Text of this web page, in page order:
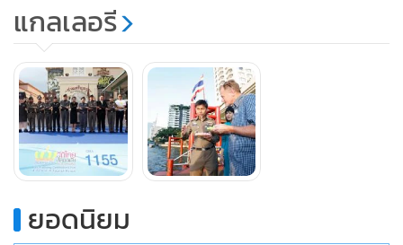
Center1155 เพื่อสร้างภาพลักษณ์ที่ดีและสร้างความรู้สึกอบอุ่น
เป็นมิตรแก่นักท่องเที่ยวที่มาเที่ยวเมืองไทยได้มีรอยยิ้มกลับไป
และอยากที่จะกลับมาท่องเที่ยวเมืองไทยอีกครั้ง และเพื่อเป็นการ
ป้องปรามมิให้กลุ่มผู้เตรียมการกระทำผิดกระทำการใดๆ ที่เป็น
เหตุรุนแรง ที่จะส่งผลกระทบต่อชีวิตและทรัพย์สินของนักท่อง
เที่ยวชาวต่างชาติ
ทั้งนี้หากประชาชนหรือผู้ประกอบการในเขตพื้นที่พบเห็นความ
ผิดปกติให้ แจ้งมาได้ที่ ตำรวจท่องเที่ยว ที่สายด่วน 1155 ตลอด
แกลเลอรี
ยอดนิยม